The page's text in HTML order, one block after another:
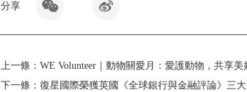
分享
上一條：WE Volunteer｜動物關愛月：愛護動物，共享美
下一條：復星國際榮獲英國《全球銀行與金融評論》三